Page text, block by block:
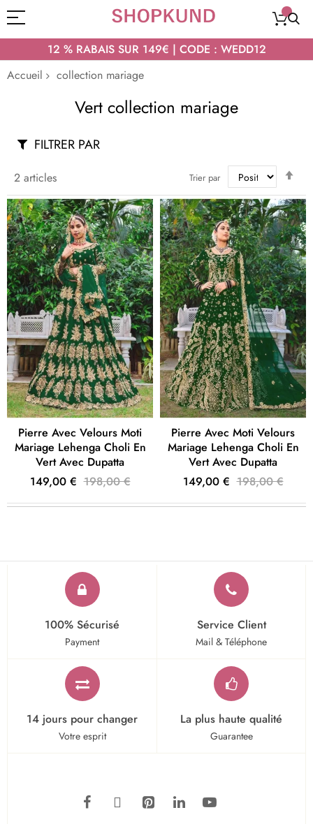
12 % RABAIS SUR 149€ | CODE : WEDD12
Accueil
collection mariage
Vert collection mariage
2 articles Trier par
Pierre Avec Velours Moti
Mariage Lehenga Choli En
Vert Avec Dupatta
149,00 € 198,00 €
Pierre Avec Moti Velours
Mariage Lehenga Choli En
Vert Avec Dupatta
149,00 € 198,00 €
FILTRER PAR
100% Sécurisé
Payment
Service Client
Mail & Téléphone
14 jours pour changer
Votre esprit
La plus haute qualité
Guarantee